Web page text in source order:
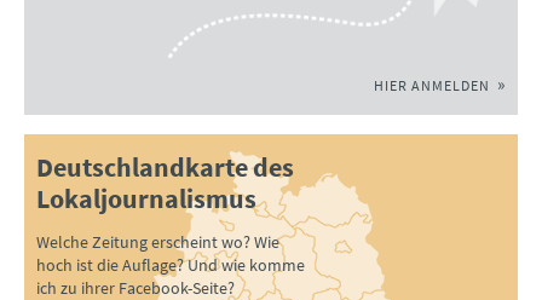
HIER ANMELDEN
Deutschlandkarte des
Lokaljournalismus
Welche Zeitung erscheint wo? Wie
hoch ist die Auflage? Und wie komme
ich zu ihrer Facebook-Seite?